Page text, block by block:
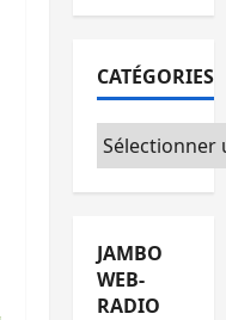
CATÉGORIES
Catégories
JAMBO
WEB-
RADIO